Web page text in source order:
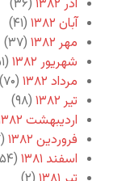
آذر ۱۳۸۲
(۳۶)
آبان ۱۳۸۲
(۴۱)
مهر ۱۳۸۲
(۳۷)
شهریور ۱۳۸۲
(۵۱)
مرداد ۱۳۸۲
(۷۰)
تیر ۱۳۸۲
(۹۸)
اردیبهشت ۱۳۸۲
فروردین ۱۳۸۲
(۸۷)
اسفند ۱۳۸۱
(۵۴)